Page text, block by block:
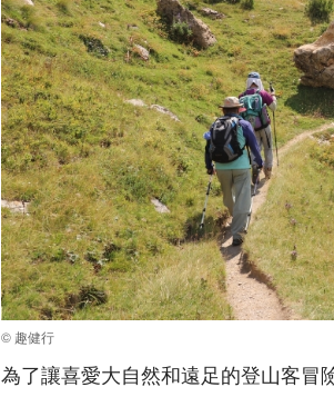
© 趣健行
為了讓喜愛大自然和遠足的登山客冒